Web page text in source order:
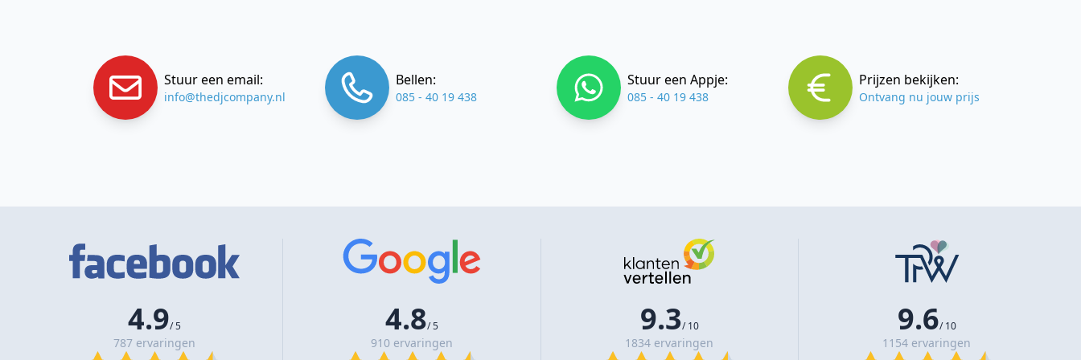
Stuur een email:
info@thedjcompany.nl
Bellen:
085 - 40 19 438
Stuur een Appje:
085 - 40 19 438
Prijzen bekijken:
Ontvang nu jouw prijs
4.9/ 5
787 ervaringen
4.8/ 5
910 ervaringen
9.3/ 10
1834 ervaringen
9.6/ 10
1154 ervaringen